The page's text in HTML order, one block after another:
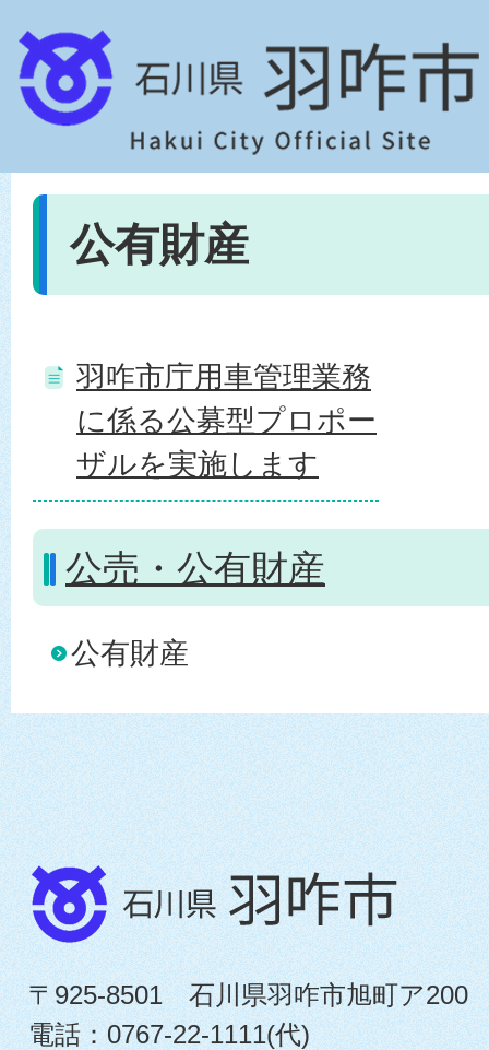
公有財産
羽咋市庁用車管理業務
に係る公募型プロポー
ザルを実施します
公売・公有財産
公有財産
〒925-8501 石川県羽咋市旭町ア200
電話：0767-22-1111(代)